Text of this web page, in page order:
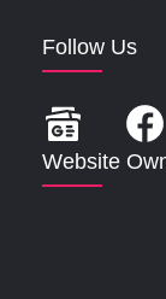
Follow Us
Website